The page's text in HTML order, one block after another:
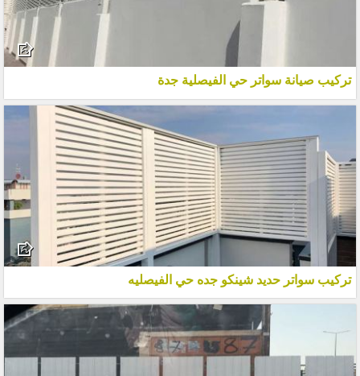
تركيب صيانة سواتر حي الفيصلية جدة
تركيب سواتر حديد شينكو جده حي الفيصليه